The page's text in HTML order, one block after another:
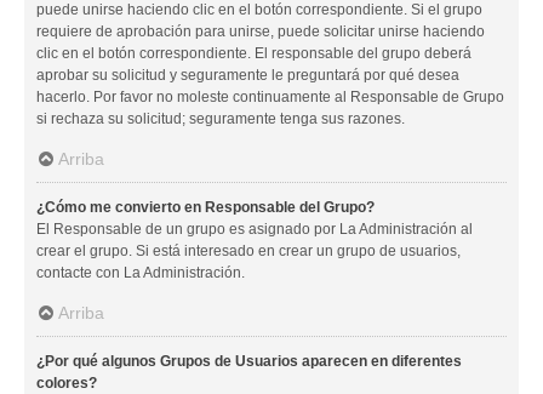
puede unirse haciendo clic en el botón correspondiente. Si el grupo
requiere de aprobación para unirse, puede solicitar unirse haciendo
clic en el botón correspondiente. El responsable del grupo deberá
aprobar su solicitud y seguramente le preguntará por qué desea
hacerlo. Por favor no moleste continuamente al Responsable de Grupo
si rechaza su solicitud; seguramente tenga sus razones.
Arriba
¿Cómo me convierto en Responsable del Grupo?
El Responsable de un grupo es asignado por La Administración al
crear el grupo. Si está interesado en crear un grupo de usuarios,
contacte con La Administración.
Arriba
¿Por qué algunos Grupos de Usuarios aparecen en diferentes
colores?